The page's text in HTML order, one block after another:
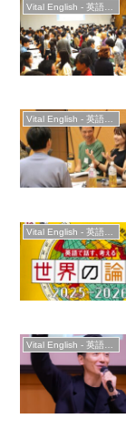
Vital English - 英語勉強会
Vital English - 英語勉強会
Vital English - 英語勉強会
Vital English - 英語勉強会